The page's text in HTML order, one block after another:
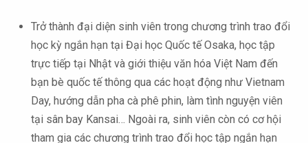
Trở thành đại diện sinh viên trong chương trình trao đổi
học kỳ ngắn hạn tại Đại học Quốc tế Osaka, học tập
trực tiếp tại Nhật và giới thiệu văn hóa Việt Nam đến
bạn bè quốc tế thông qua các hoạt động như Vietnam
Day, hướng dẫn pha cà phê phin, làm tình nguyện viên
tại sân bay Kansai… Ngoài ra, sinh viên còn có cơ hội
tham gia các chương trình trao đổi học tập ngắn hạn